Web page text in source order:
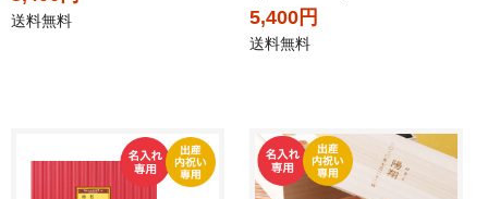
送料無料 5,400円
送料無料